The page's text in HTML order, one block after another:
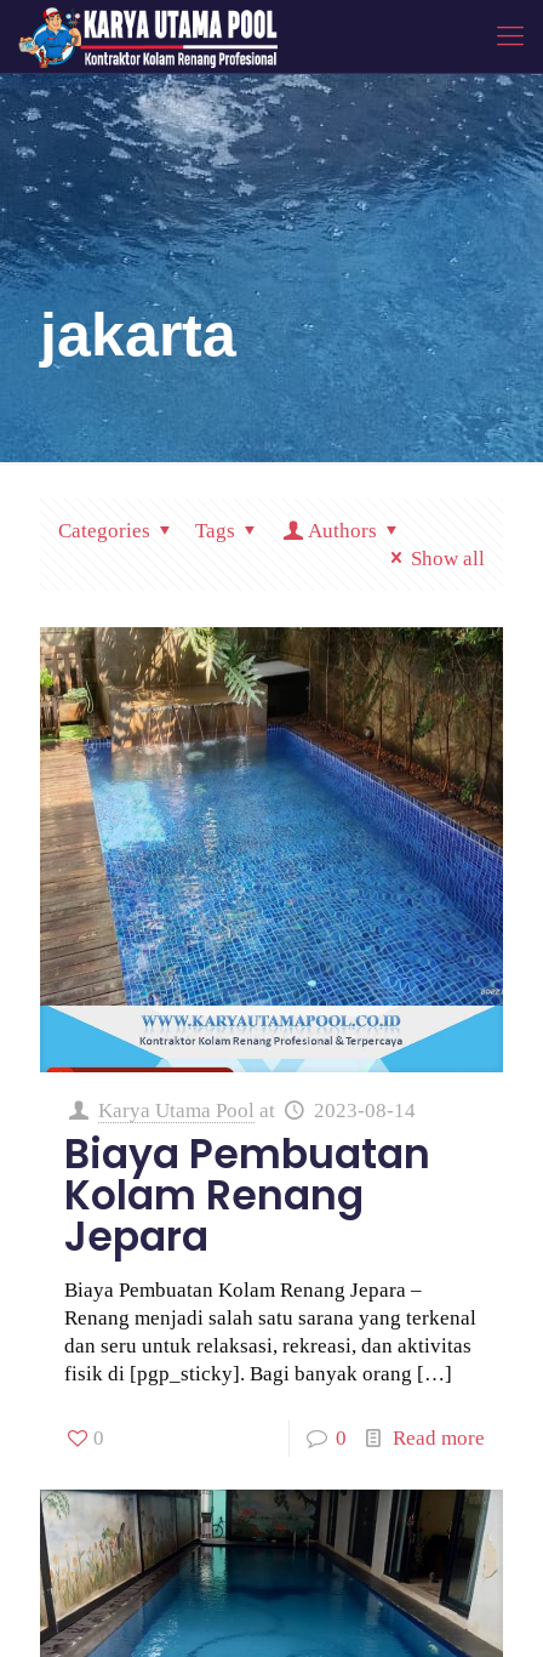
jakarta
Categories Tags
Authors
Show all
Karya Utama Pool at 2023-08-14
Biaya Pembuatan
Kolam Renang
Jepara
Biaya Pembuatan Kolam Renang Jepara –
Renang menjadi salah satu sarana yang terkenal
dan seru untuk relaksasi, rekreasi, dan aktivitas
fisik di [pgp_sticky]. Bagi banyak orang […]
0 0 Read more